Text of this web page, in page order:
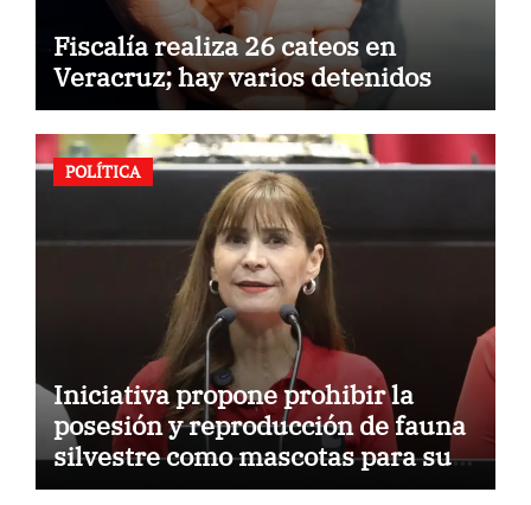
Fiscalía realiza 26 cateos en
Veracruz; hay varios detenidos
POLÍTICA
Iniciativa propone prohibir la
posesión y reproducción de fauna
silvestre como mascotas para su
comercialización